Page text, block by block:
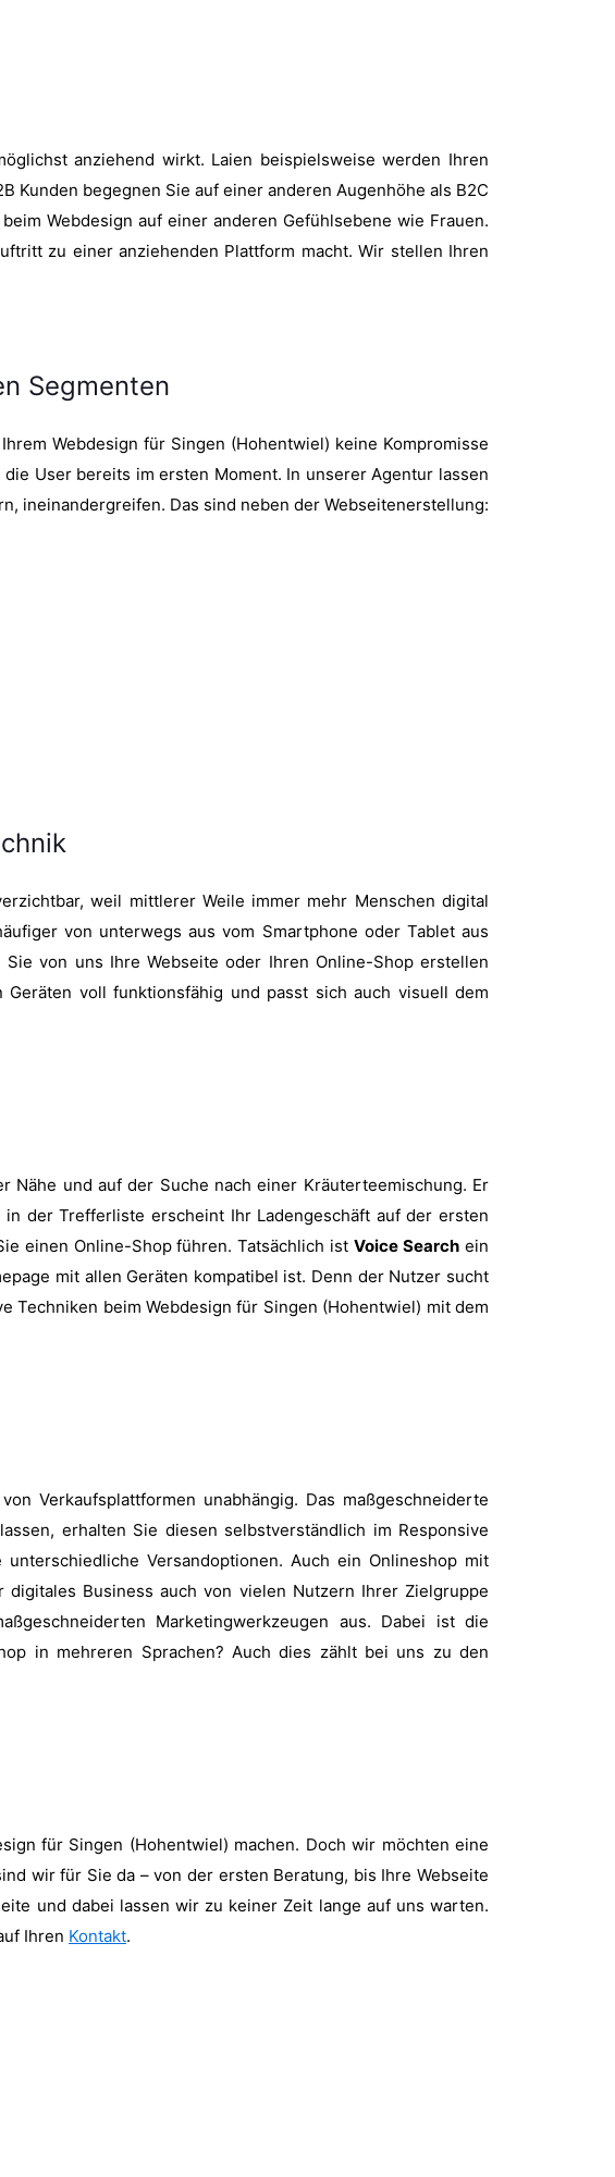
anziehend wirkt. Laien beispielsweise werden Ihren
begegnen Sie auf einer anderen Augenhöhe als B2C
Webdesign auf einer anderen Gefühlsebene wie Frauen.
zu einer anziehenden Plattform macht. Wir stellen Ihren
Segmenten
Webdesign für Singen (Hohentwiel) keine Kompromisse
User bereits im ersten Moment. In unserer Agentur lassen
ineinandergreifen. Das sind neben der Webseitenerstellung:
weil mittlerer Weile immer mehr Menschen digital
von unterwegs aus vom Smartphone oder Tablet aus
von uns Ihre Webseite oder Ihren Online-Shop erstellen
voll funktionsfähig und passt sich auch visuell dem
und auf der Suche nach einer Kräuterteemischung. Er
der Trefferliste erscheint Ihr Ladengeschäft auf der ersten
einen Online-Shop führen. Tatsächlich istVoice Search ein
mit allen Geräten kompatibel ist. Denn der Nutzer sucht
Techniken beim Webdesign für Singen (Hohentwiel) mit dem
Verkaufsplattformen unabhängig. Das maßgeschneiderte
erhalten Sie diesen selbstverständlich im Responsive
Versandoptionen. Auch ein Onlineshop mit
Business auch von vielen Nutzern Ihrer Zielgruppe
Marketingwerkzeugen aus. Dabei ist die
in mehreren Sprachen? Auch dies zählt bei uns zu den
für Singen (Hohentwiel) machen. Doch wir möchten eine
wir für Sie da – von der ersten Beratung, bis Ihre Webseite
und dabei lassen wir zu keiner Zeit lange auf uns warten.
Ihren Kontakt.